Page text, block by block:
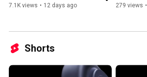
7.1K views • 12 days ago 279 views •
Shorts